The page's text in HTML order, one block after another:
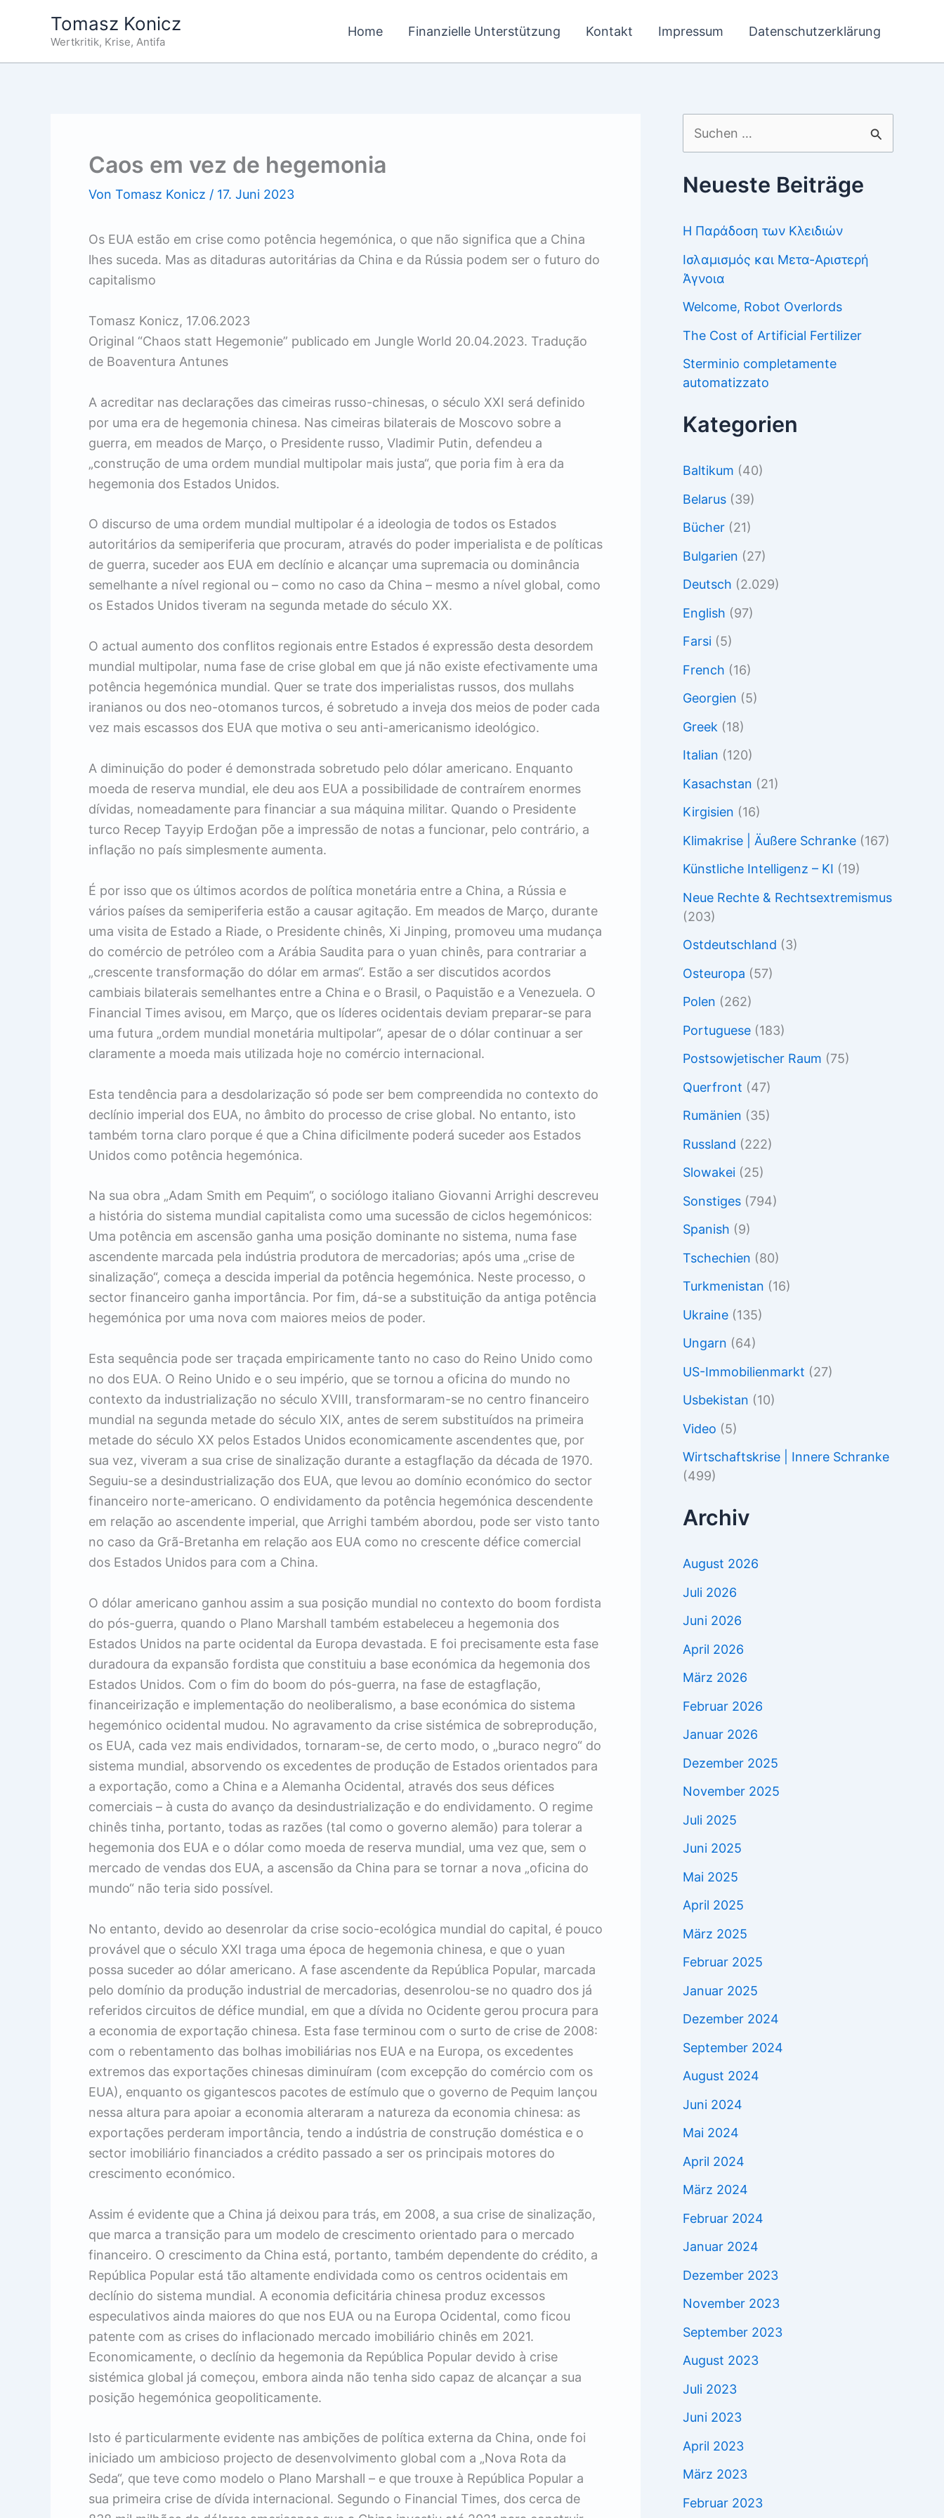
Tomasz Konicz
Wertkritik, Krise, Antifa
Home Finanzielle Unterstützung Kontakt Impressum Datenschutzerklärung
Caos em vez de hegemonia
Von Tomasz Konicz / 17. Juni 2023
Os EUA estão em crise como potência hegemónica, o que não significa que a China
lhes suceda. Mas as ditaduras autoritárias da China e da Rússia podem ser o futuro do
capitalismo
Tomasz Konicz, 17.06.2023
Original “Chaos statt Hegemonie” publicado em Jungle World 20.04.2023. Tradução
de Boaventura Antunes
A acreditar nas declarações das cimeiras russo-chinesas, o século XXI será definido
por uma era de hegemonia chinesa. Nas cimeiras bilaterais de Moscovo sobre a
guerra, em meados de Março, o Presidente russo, Vladimir Putin, defendeu a
„construção de uma ordem mundial multipolar mais justa“, que poria fim à era da
hegemonia dos Estados Unidos.
O discurso de uma ordem mundial multipolar é a ideologia de todos os Estados
autoritários da semiperiferia que procuram, através do poder imperialista e de políticas
de guerra, suceder aos EUA em declínio e alcançar uma supremacia ou dominância
semelhante a nível regional ou – como no caso da China – mesmo a nível global, como
os Estados Unidos tiveram na segunda metade do século XX.
O actual aumento dos conflitos regionais entre Estados é expressão desta desordem
mundial multipolar, numa fase de crise global em que já não existe efectivamente uma
potência hegemónica mundial. Quer se trate dos imperialistas russos, dos mullahs
iranianos ou dos neo-otomanos turcos, é sobretudo a inveja dos meios de poder cada
vez mais escassos dos EUA que motiva o seu anti-americanismo ideológico.
A diminuição do poder é demonstrada sobretudo pelo dólar americano. Enquanto
moeda de reserva mundial, ele deu aos EUA a possibilidade de contraírem enormes
dívidas, nomeadamente para financiar a sua máquina militar. Quando o Presidente
turco Recep Tayyip Erdoğan põe a impressão de notas a funcionar, pelo contrário, a
inflação no país simplesmente aumenta.
É por isso que os últimos acordos de política monetária entre a China, a Rússia e
vários países da semiperiferia estão a causar agitação. Em meados de Março, durante
uma visita de Estado a Riade, o Presidente chinês, Xi Jinping, promoveu uma mudança
do comércio de petróleo com a Arábia Saudita para o yuan chinês, para contrariar a
„crescente transformação do dólar em armas“. Estão a ser discutidos acordos
cambiais bilaterais semelhantes entre a China e o Brasil, o Paquistão e a Venezuela. O
Financial Times avisou, em Março, que os líderes ocidentais deviam preparar-se para
uma futura „ordem mundial monetária multipolar“, apesar de o dólar continuar a ser
claramente a moeda mais utilizada hoje no comércio internacional.
Esta tendência para a desdolarização só pode ser bem compreendida no contexto do
declínio imperial dos EUA, no âmbito do processo de crise global. No entanto, isto
também torna claro porque é que a China dificilmente poderá suceder aos Estados
Unidos como potência hegemónica.
Na sua obra „Adam Smith em Pequim“, o sociólogo italiano Giovanni Arrighi descreveu
a história do sistema mundial capitalista como uma sucessão de ciclos hegemónicos:
Uma potência em ascensão ganha uma posição dominante no sistema, numa fase
ascendente marcada pela indústria produtora de mercadorias; após uma „crise de
sinalização“, começa a descida imperial da potência hegemónica. Neste processo, o
sector financeiro ganha importância. Por fim, dá-se a substituição da antiga potência
hegemónica por uma nova com maiores meios de poder.
Esta sequência pode ser traçada empiricamente tanto no caso do Reino Unido como
no dos EUA. O Reino Unido e o seu império, que se tornou a oficina do mundo no
contexto da industrialização no século XVIII, transformaram-se no centro financeiro
mundial na segunda metade do século XIX, antes de serem substituídos na primeira
metade do século XX pelos Estados Unidos economicamente ascendentes que, por
sua vez, viveram a sua crise de sinalização durante a estagflação da década de 1970.
Seguiu-se a desindustrialização dos EUA, que levou ao domínio económico do sector
financeiro norte-americano. O endividamento da potência hegemónica descendente
em relação ao ascendente imperial, que Arrighi também abordou, pode ser visto tanto
no caso da Grã-Bretanha em relação aos EUA como no crescente défice comercial
dos Estados Unidos para com a China.
O dólar americano ganhou assim a sua posição mundial no contexto do boom fordista
do pós-guerra, quando o Plano Marshall também estabeleceu a hegemonia dos
Estados Unidos na parte ocidental da Europa devastada. E foi precisamente esta fase
duradoura da expansão fordista que constituiu a base económica da hegemonia dos
Estados Unidos. Com o fim do boom do pós-guerra, na fase de estagflação,
financeirização e implementação do neoliberalismo, a base económica do sistema
hegemónico ocidental mudou. No agravamento da crise sistémica de sobreprodução,
os EUA, cada vez mais endividados, tornaram-se, de certo modo, o „buraco negro“ do
sistema mundial, absorvendo os excedentes de produção de Estados orientados para
a exportação, como a China e a Alemanha Ocidental, através dos seus défices
comerciais – à custa do avanço da desindustrialização e do endividamento. O regime
chinês tinha, portanto, todas as razões (tal como o governo alemão) para tolerar a
hegemonia dos EUA e o dólar como moeda de reserva mundial, uma vez que, sem o
mercado de vendas dos EUA, a ascensão da China para se tornar a nova „oficina do
mundo“ não teria sido possível.
No entanto, devido ao desenrolar da crise socio-ecológica mundial do capital, é pouco
provável que o século XXI traga uma época de hegemonia chinesa, e que o yuan
possa suceder ao dólar americano. A fase ascendente da República Popular, marcada
pelo domínio da produção industrial de mercadorias, desenrolou-se no quadro dos já
referidos circuitos de défice mundial, em que a dívida no Ocidente gerou procura para
a economia de exportação chinesa. Esta fase terminou com o surto de crise de 2008:
com o rebentamento das bolhas imobiliárias nos EUA e na Europa, os excedentes
extremos das exportações chinesas diminuíram (com excepção do comércio com os
EUA), enquanto os gigantescos pacotes de estímulo que o governo de Pequim lançou
nessa altura para apoiar a economia alteraram a natureza da economia chinesa: as
exportações perderam importância, tendo a indústria de construção doméstica e o
sector imobiliário financiados a crédito passado a ser os principais motores do
crescimento económico.
Assim é evidente que a China já deixou para trás, em 2008, a sua crise de sinalização,
que marca a transição para um modelo de crescimento orientado para o mercado
financeiro. O crescimento da China está, portanto, também dependente do crédito, a
República Popular está tão altamente endividada como os centros ocidentais em
declínio do sistema mundial. A economia deficitária chinesa produz excessos
especulativos ainda maiores do que nos EUA ou na Europa Ocidental, como ficou
patente com as crises do inflacionado mercado imobiliário chinês em 2021.
Economicamente, o declínio da hegemonia da República Popular devido à crise
sistémica global já começou, embora ainda não tenha sido capaz de alcançar a sua
posição hegemónica geopoliticamente.
Isto é particularmente evidente nas ambições de política externa da China, onde foi
iniciado um ambicioso projecto de desenvolvimento global com a „Nova Rota da
Seda“, que teve como modelo o Plano Marshall – e que trouxe à República Popular a
sua primeira crise de dívida internacional. Segundo o Financial Times, dos cerca de
Suchen
nach:
Neueste Beiträge
Η Παράδοση των Κλειδιών
Ισλαμισμός και Μετα-Αριστερή
Άγνοια
Welcome, Robot Overlords
The Cost of Artificial Fertilizer
Sterminio completamente
automatizzato
Kategorien
Baltikum (40)
Belarus (39)
Bücher (21)
Bulgarien (27)
Deutsch (2.029)
English (97)
Farsi (5)
French (16)
Georgien (5)
Greek (18)
Italian (120)
Kasachstan (21)
Kirgisien (16)
Klimakrise | Äußere Schranke (167)
Künstliche Intelligenz – KI (19)
Neue Rechte & Rechtsextremismus
(203)
Ostdeutschland (3)
Osteuropa (57)
Polen (262)
Portuguese (183)
Postsowjetischer Raum (75)
Querfront (47)
Rumänien (35)
Russland (222)
Slowakei (25)
Sonstiges (794)
Spanish (9)
Tschechien (80)
Turkmenistan (16)
Ukraine (135)
Ungarn (64)
US-Immobilienmarkt (27)
Usbekistan (10)
Video (5)
Wirtschaftskrise | Innere Schranke
(499)
Archiv
August 2026
Juli 2026
Juni 2026
April 2026
März 2026
Februar 2026
Januar 2026
Dezember 2025
November 2025
Juli 2025
Juni 2025
Mai 2025
April 2025
März 2025
Februar 2025
Januar 2025
Dezember 2024
September 2024
August 2024
Juni 2024
Mai 2024
April 2024
März 2024
Februar 2024
Januar 2024
Dezember 2023
November 2023
September 2023
August 2023
Juli 2023
Juni 2023
April 2023
März 2023
Februar 2023